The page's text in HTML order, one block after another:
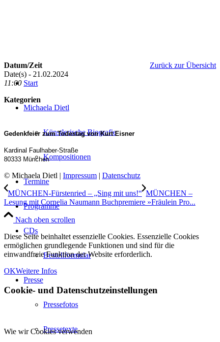
Start
Michaela Dietl
Künstlerische Biografie
Kompositionen
Termine
Programme
CDs
Bestellformular
Presse
Pressefotos
Pressetexte
Zurück zur Übersicht
Datum/Zeit
Date(s) - 21.02.2024
11:00
Kategorien
Gedenkfeier zum Todestag von Kurt Eisner
Kardinal Faulhaber-Straße
80333 München
© Michaela Dietl | Impressum | Datenschutz
MÜNCHEN-Fürstenried – „Sing mit uns!“ MÜNCHEN –
Lesung mit Cornelia Naumann Buchpremiere »Fräulein Pro...
Nach oben scrollen
Diese Seite beinhaltet essenzielle Cookies. Essenzielle Cookies
ermöglichen grundlegende Funktionen und sind für die
einwandfreie Funktion der Website erforderlich.
OKWeitere Infos
Cookie- und Datenschutzeinstellungen
Wie wir Cookies verwenden